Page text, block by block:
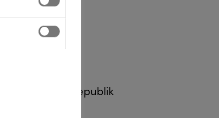
Bundesrepublik